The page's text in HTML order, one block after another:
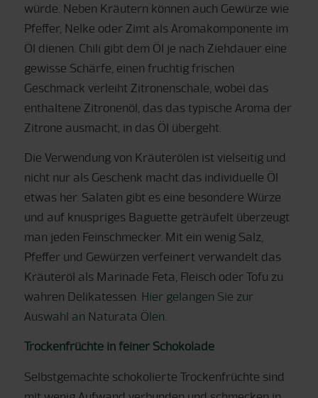
würde. Neben Kräutern können auch Gewürze wie
Pfeffer, Nelke oder Zimt als Aromakomponente im
Öl dienen. Chili gibt dem Öl je nach Ziehdauer eine
gewisse Schärfe, einen fruchtig frischen
Geschmack verleiht Zitronenschale, wobei das
enthaltene Zitronenöl, das das typische Aroma der
Zitrone ausmacht, in das Öl übergeht.
Die Verwendung von Kräuterölen ist vielseitig und
nicht nur als Geschenk macht das individuelle Öl
etwas her. Salaten gibt es eine besondere Würze
und auf knuspriges Baguette geträufelt überzeugt
man jeden Feinschmecker. Mit ein wenig Salz,
Pfeffer und Gewürzen verfeinert verwandelt das
Kräuteröl als Marinade Feta, Fleisch oder Tofu zu
wahren Delikatessen. Hier gelangen Sie zur
Auswahl an Naturata Ölen.
Trockenfrüchte in feiner Schokolade
Selbstgemachte schokolierte Trockenfrüchte sind